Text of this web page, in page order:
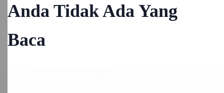
Anda Tidak Ada Yang
Baca